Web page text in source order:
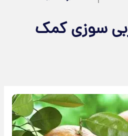
سوزی کمک